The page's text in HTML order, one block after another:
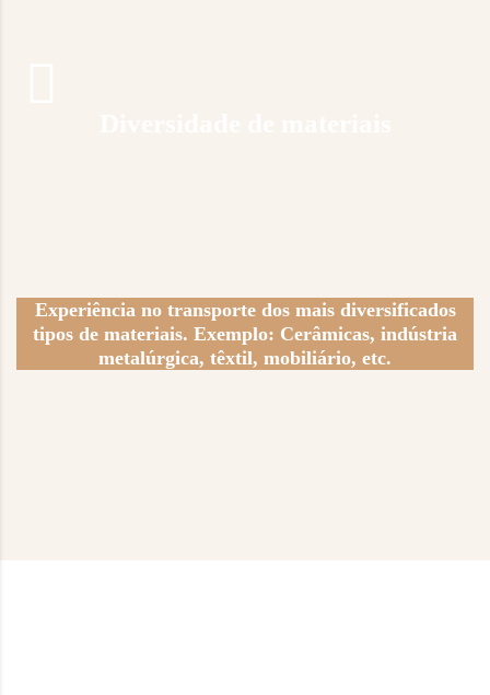
Experiência no transporte dos mais diversificados
tipos de materiais. Exemplo: Cerâmicas, indústria
metalúrgica, têxtil, mobiliário, etc.